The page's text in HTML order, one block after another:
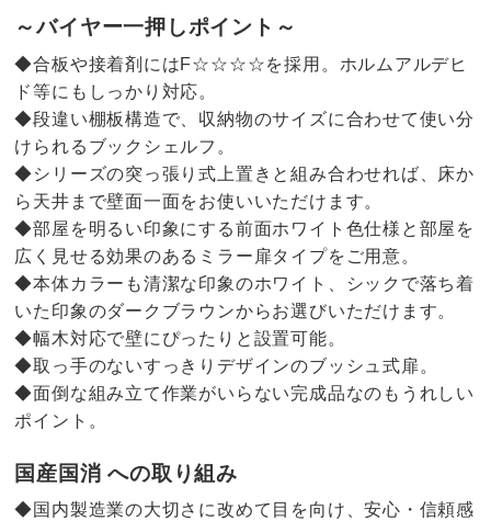
～バイヤー一押しポイント～
◆合板や接着剤にはF☆☆☆☆を採用。ホルムアルデヒ
ド等にもしっかり対応。
◆段違い棚板構造で、収納物のサイズに合わせて使い分
けられるブックシェルフ。
◆シリーズの突っ張り式上置きと組み合わせれば、床か
ら天井まで壁面一面をお使いいただけます。
◆部屋を明るい印象にする前面ホワイト色仕様と部屋を
広く見せる効果のあるミラー扉タイプをご用意。
◆本体カラーも清潔な印象のホワイト、シックで落ち着
いた印象のダークブラウンからお選びいただけます。
◆幅木対応で壁にぴったりと設置可能。
◆取っ手のないすっきりデザインのブッシュ式扉。
◆面倒な組み立て作業がいらない完成品なのもうれしい
ポイント。
国産国消 への取り組み
◆国内製造業の大切さに改めて目を向け、安心・信頼感